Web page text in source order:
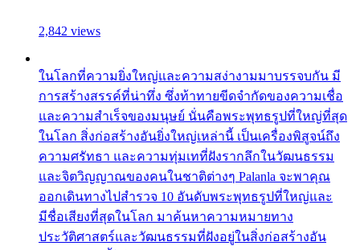
2,842 views
ในโลกที่ความยิ่งใหญ่และความสง่างามมาบรรจบกัน มี
การสร้างสรรค์ที่น่าทึ่ง ซึ่งท้าทายขีดจำกัดของความเชื่อ
และความสำเร็จของมนุษย์ นั่นคือพระพุทธรูปที่ใหญ่ที่สุด
ในโลก สิ่งก่อสร้างอันยิ่งใหญ่เหล่านี้ เป็นเครื่องพิสูจน์ถึง
ความศรัทธา และความทุ่มเทที่ฝังรากลึกในวัฒนธรรม
และจิตวิญญาณของคนในชาติต่างๆ Palanla จะพาคุณ
ออกเดินทางไปสำรวจ 10 อันดับพระพุทธรูปที่ใหญ่และ
มีชื่อเสียงที่สุดในโลก มาค้นหาความหมายทาง
ประวัติศาสตร์และวัฒนธรรมที่ฝังอยู่ในสิ่งก่อสร้างอัน